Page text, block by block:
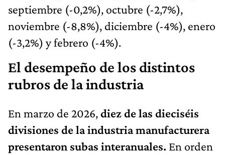
septiembre (-0,2%), octubre (-2,7%),
noviembre (-8,8%), diciembre (-4%), enero
(-3,2%) y febrero (-4%).
El desempeño de los distintos
rubros de la industria
En marzo de 2026,diez de las dieciséis
divisiones de la industria manufacturera
presentaron subas interanuales. En orden